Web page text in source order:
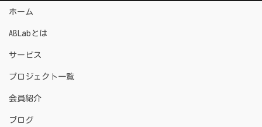
ホーム
ABLabとは
サービス
プロジェクト一覧
会員紹介
ブログ